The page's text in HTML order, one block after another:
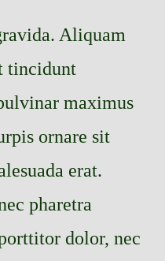
Aliquam
tincidunt
maximus
ornare sit
erat.
pharetra
dolor, nec